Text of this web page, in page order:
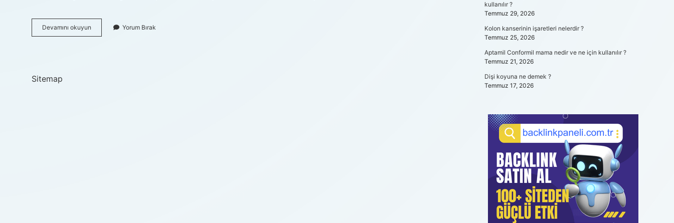
Devamını okuyun
Doktoru
Yorum Bırak
Sitemap
kullanılır ?
Temmuz 29, 2026
Kolon kanserinin işaretleri nelerdir ?
Temmuz 25, 2026
Aptamil Conformil mama nedir ve ne için kullanılır ?
Temmuz 21, 2026
Dişi koyuna ne demek ?
Temmuz 17, 2026